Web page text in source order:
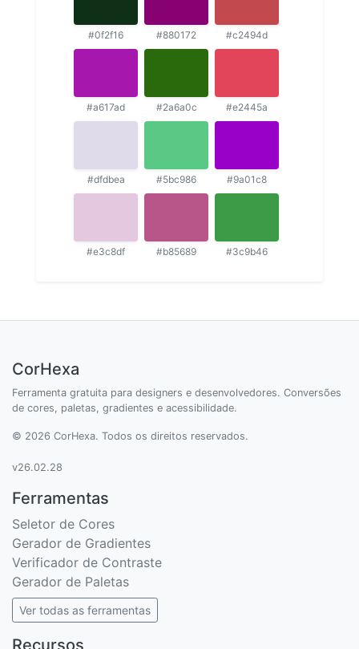
#0f2f16 #880172 #c2494d
#a617ad #2a6a0c #e2445a
#dfdbea #5bc986 #9a01c8
#e3c8df #b85689 #3c9b46
CorHexa
Ferramenta gratuita para designers e desenvolvedores. Conversões
de cores, paletas, gradientes e acessibilidade.
© 2026 CorHexa. Todos os direitos reservados.
v26.02.28
Ferramentas
Seletor de Cores
Gerador de Gradientes
Verificador de Contraste
Gerador de Paletas
Ver todas as ferramentas
Recursos